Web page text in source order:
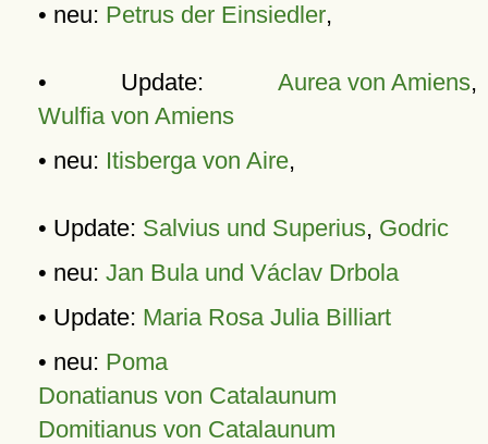
• neu: Petrus der Einsiedler,
• Update: Aurea von Amiens,
Wulfia von Amiens
• neu: Itisberga von Aire,
• Update: Salvius und Superius, Godric
• neu: Jan Bula und Václav Drbola
• Update: Maria Rosa Julia Billiart
• neu: Poma
Donatianus von Catalaunum
Domitianus von Catalaunum